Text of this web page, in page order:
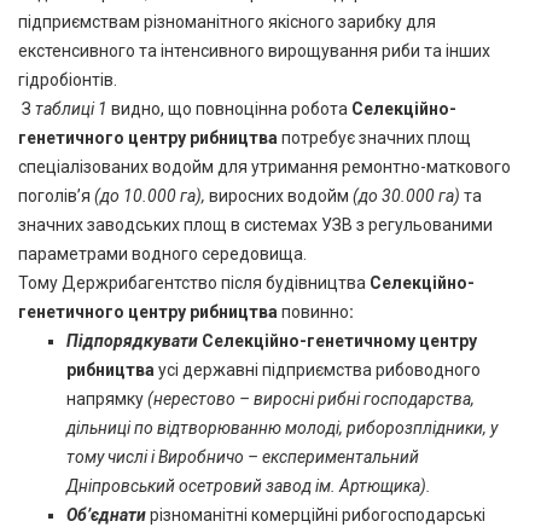
підприємствам різноманітного якісного зарибку для
екстенсивного та інтенсивного вирощування риби та інших
гідробіонтів.
З таблиці 1 видно, що повноцінна робота Селекційно-
генетичного центру рибництва потребує значних площ
спеціалізованих водойм для утримання ремонтно-маткового
поголів’я (до 10.000 га), виросних водойм (до 30.000 га) та
значних заводських площ в системах УЗВ з регульованими
параметрами водного середовища.
Тому Держрибагентство після будівництва Селекційно-
генетичного центру рибництва повинно:
Підпорядкувати Селекційно-генетичному центру
рибництва усі державні підприємства рибоводного
напрямку(нерестово – виросні рибні господарства,
дільниці по відтворюванню молоді, риборозплідники, у
тому числі і Виробничо – експериментальний
Дніпровський осетровий завод ім. Артющика).
Об’єднатирізноманітні комерційні рибогосподарські